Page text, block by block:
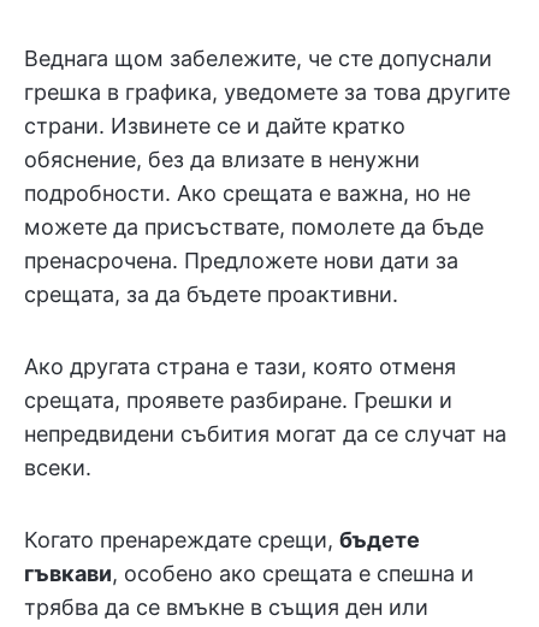
Веднага щом забележите, че сте допуснали
грешка в графика, уведомете за това другите
страни. Извинете се и дайте кратко
обяснение, без да влизате в ненужни
подробности. Ако срещата е важна, но не
можете да присъствате, помолете да бъде
пренасрочена. Предложете нови дати за
срещата, за да бъдете проактивни.
Ако другата страна е тази, която отменя
срещата, проявете разбиране. Грешки и
непредвидени събития могат да се случат на
всеки.
Когато пренареждате срещи, бъдете
гъвкави, особено ако срещата е спешна и
трябва да се вмъкне в същия ден или